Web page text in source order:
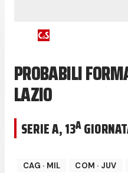
PROBABILI
LAZIO
SERIE A,13A
CAG · MIL COM · JUV